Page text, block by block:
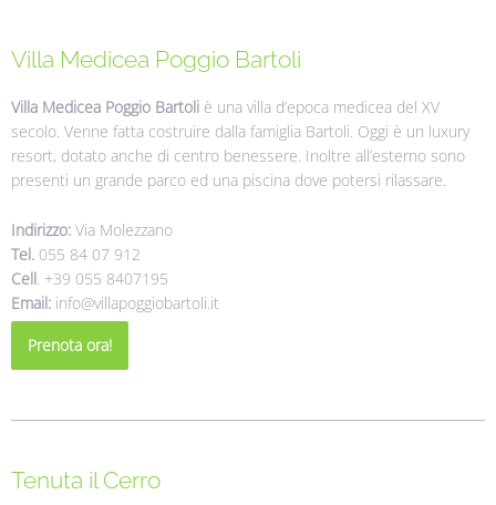
Villa Medicea Poggio Bartoli
Villa Medicea Poggio Bartoli è una villa d’epoca medicea del XV
secolo. Venne fatta costruire dalla famiglia Bartoli. Oggi è un luxury
resort, dotato anche di centro benessere. Inoltre all’esterno sono
presenti un grande parco ed una piscina dove potersi rilassare.
Indirizzo: Via Molezzano
Tel. 055 84 07 912
Cell . +39 055 8407195
Email: info@villapoggiobartoli.it
Prenota ora!
Tenuta il Cerro